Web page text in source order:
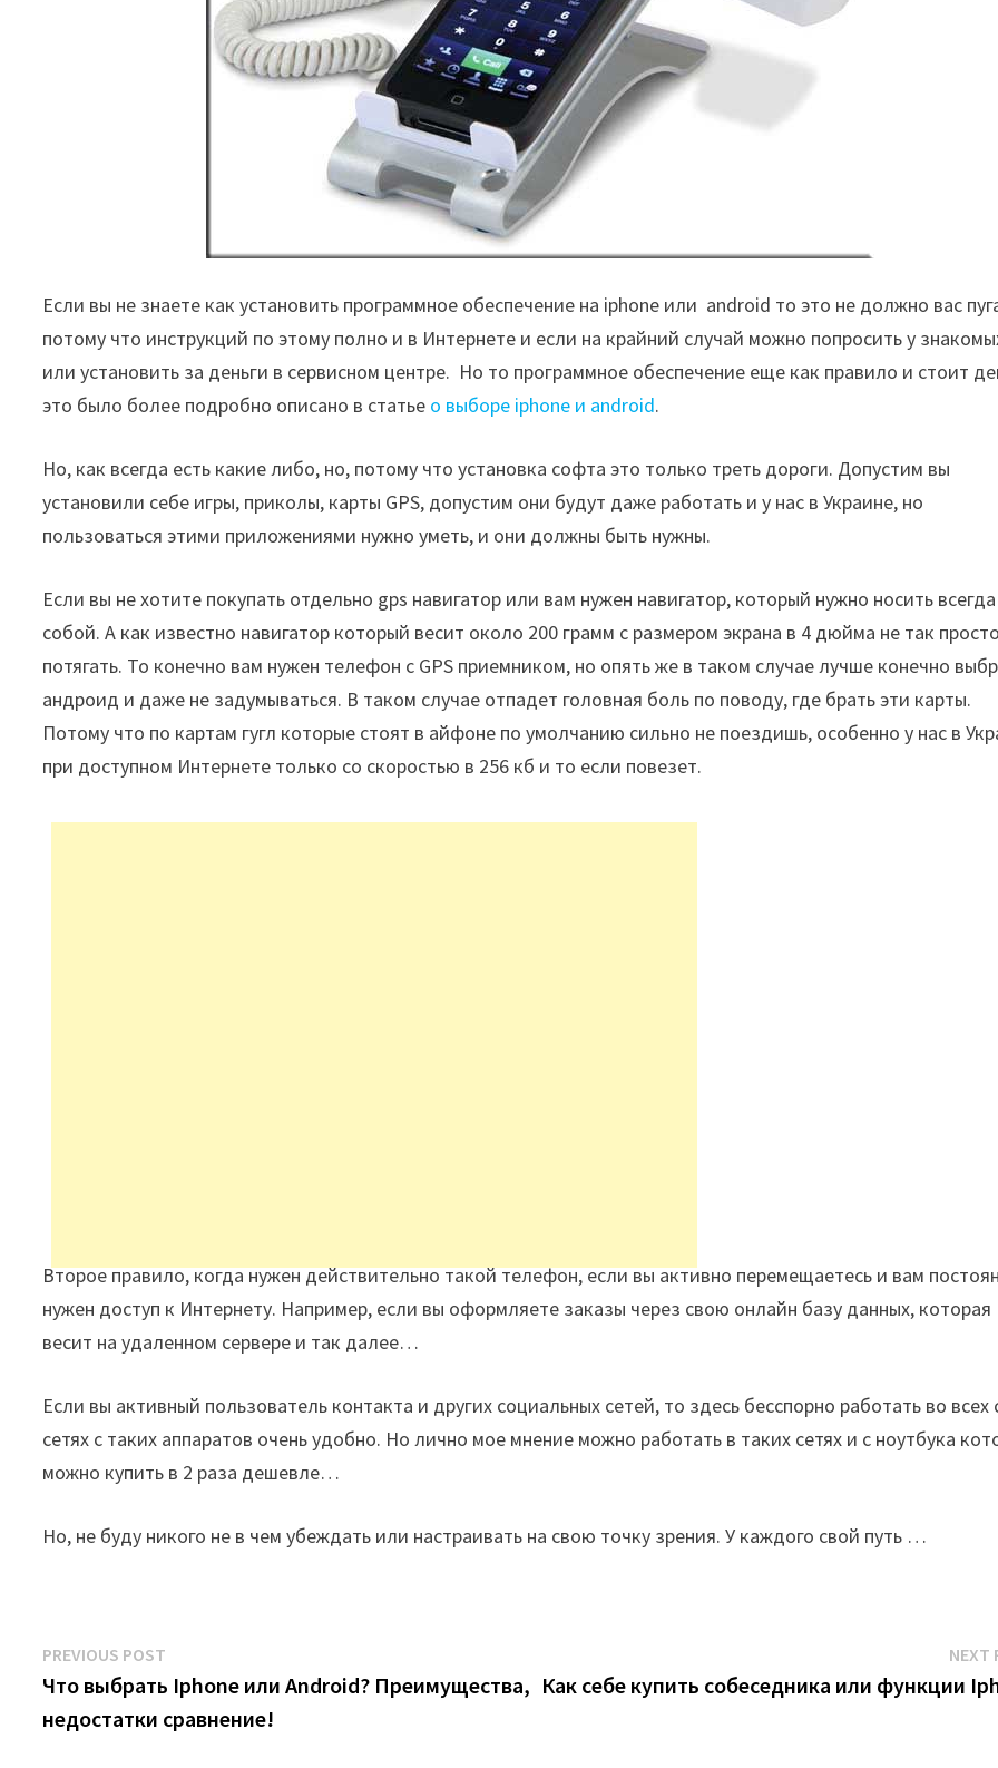
Если вы не знаете как установить программное обеспечение на iphone или android то это не должно вас
потому что инструкций по этому полно и в Интернете и если на крайний случай можно попросить у
или установить за деньги в сервисном центре. Но то программное обеспечение еще как правило и стоит
это было более подробно описано в статье о выборе iphone и android.
Но, как всегда есть какие либо, но, потому что установка софта это только треть дороги. Допустим вы
установили себе игры, приколы, карты GPS, допустим они будут даже работать и у нас в Украине, но
пользоваться этими приложениями нужно уметь, и они должны быть нужны.
Если вы не хотите покупать отдельно gps навигатор или вам нужен навигатор, который нужно носить
собой. А как известно навигатор который весит около 200 грамм с размером экрана в 4 дюйма не так
потягать. То конечно вам нужен телефон с GPS приемником, но опять же в таком случае лучше конечно
андроид и даже не задумываться. В таком случае отпадет головная боль по поводу, где брать эти карты.
Потому что по картам гугл которые стоят в айфоне по умолчанию сильно не поездишь, особенно у нас в
при доступном Интернете только со скоростью в 256 кб и то если повезет.
Второе правило, когда нужен действительно такой телефон, если вы активно перемещаетесь и вам
нужен доступ к Интернету. Например, если вы оформляете заказы через свою онлайн базу данных, которая
весит на удаленном сервере и так далее…
Если вы активный пользователь контакта и других социальных сетей, то здесь бесспорно работать во всех
сетях с таких аппаратов очень удобно. Но лично мое мнение можно работать в таких сетях и с ноутбука
можно купить в 2 раза дешевле…
Но, не буду никого не в чем убеждать или настраивать на свою точку зрения. У каждого свой путь …
Post
navigation
PREVIOUS POST
post:
Что выбрать Iphone или Android? Преимущества,
недостатки сравнение!
NEXT
Как себе купить собеседника или функции